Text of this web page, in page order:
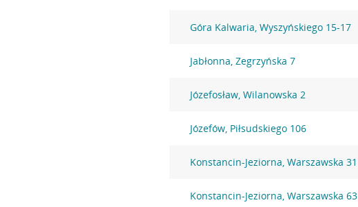
Góra Kalwaria, Wyszyńskiego 15-17
Jabłonna, Zegrzyńska 7
Józefosław, Wilanowska 2
Józefów, Piłsudskiego 106
Konstancin-Jeziorna, Warszawska 31
Konstancin-Jeziorna, Warszawska 63